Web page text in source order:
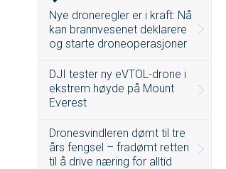
Nye droneregler er i kraft: Nå
kan brannvesenet deklarere
og starte droneoperasjoner
DJI tester ny eVTOL-drone i
ekstrem høyde på Mount
Everest
Dronesvindleren dømt til tre
års fengsel – fradømt retten
til å drive næring for alltid